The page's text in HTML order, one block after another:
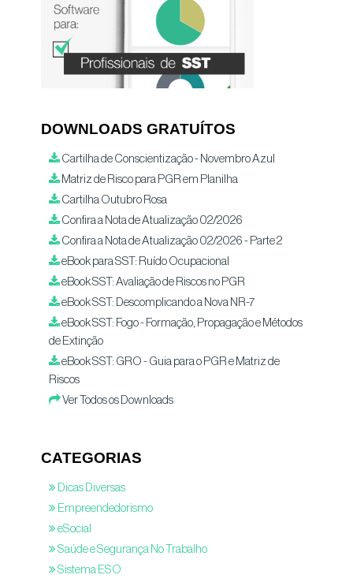
DOWNLOADS GRATUÍTOS
Cartilha de Conscientização - Novembro Azul
Matriz de Risco para PGR em Planilha
Cartilha Outubro Rosa
Confira a Nota de Atualização 02/2026
Confira a Nota de Atualização 02/2026 - Parte 2
eBook para SST: Ruído Ocupacional
eBook SST: Avaliação de Riscos no PGR
eBook SST: Descomplicando a Nova NR-7
eBook SST: Fogo - Formação, Propagação e Métodos
de Extinção
eBook SST: GRO - Guia para o PGR e Matriz de
Riscos
Ver Todos os Downloads
CATEGORIAS
Dicas Diversas
Empreendedorismo
eSocial
Saúde e Segurança No Trabalho
Sistema ESO